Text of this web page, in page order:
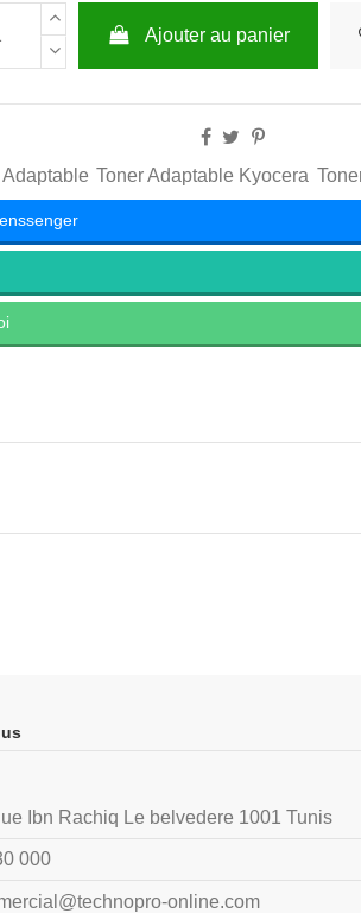
Ajouter au panier
Adaptable Toner Adaptable Kyocera
Ibn Rachiq Le belvedere 1001 Tunis
000
online.com